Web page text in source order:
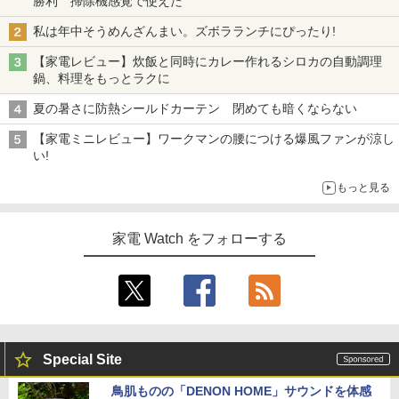
私は年中そうめんざんまい。ズボラランチにぴったり!
【家電レビュー】炊飯と同時にカレー作れるシロカの自動調理
鍋、料理をもっとラクに
夏の暑さに防熱シールドカーテン 閉めても暗くならない
【家電ミニレビュー】ワークマンの腰につける爆風ファンが涼し
い!
もっと見る
家電 Watch をフォローする
Special Site
鳥肌ものの「DENON HOME」サウンドを体感